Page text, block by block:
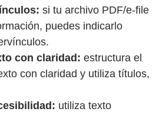
si tu archivo PDF/e-file
puedes indicarlo
con claridad: estructura el
con claridad y utiliza títulos,
utiliza texto